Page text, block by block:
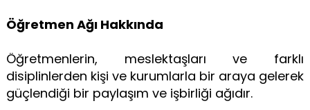
Öğretmen Ağı Hakkında
Öğretmenlerin, meslektaşları ve farklı
disiplinlerden kişi ve kurumlarla bir araya gelerek
güçlendiği bir paylaşım ve işbirliği ağıdır.